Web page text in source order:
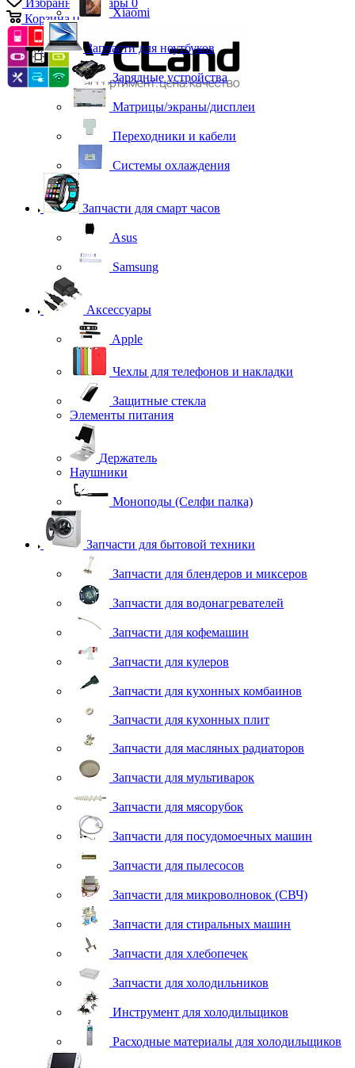
Избранные товары 0
Корзина 0 Xiaomi
Запчасти для ноутбуков
Зарядные устройства
Матрицы/экраны/дисплеи
Переходники и кабели
Системы охлаждения
Запчасти для смарт часов
Asus
Samsung
Аксессуары
Apple
Чехлы для телефонов и накладки
Защитные стекла
Элементы питания
Держатель
Наушники
Моноподы (Селфи палка)
Запчасти для бытовой техники
Запчасти для блендеров и миксеров
Запчасти для водонагревателей
Запчасти для кофемашин
Запчасти для кулеров
Запчасти для кухонных комбаинов
Запчасти для кухонных плит
Запчасти для масляных радиаторов
Запчасти для мультиварок
Запчасти для мясорубок
Запчасти для посудомоечных машин
Запчасти для пылесосов
Запчасти для микроволновок (СВЧ)
Запчасти для стиральных машин
Запчасти для хлебопечек
Запчасти для холодильников
Инструмент для холодильщиков
Расходные материалы для холодильщиков